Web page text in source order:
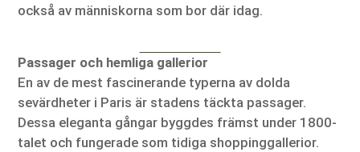
också av människorna som bor där idag.
Passager och hemliga gallerior
En av de mest fascinerande typerna av dolda
sevärdheter i Paris är stadens täckta passager.
Dessa eleganta gångar byggdes främst under 1800-
talet och fungerade som tidiga shoppinggallerior.